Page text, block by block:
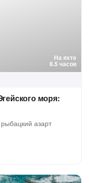
На яхте
6.5 часов
моря:
азарт